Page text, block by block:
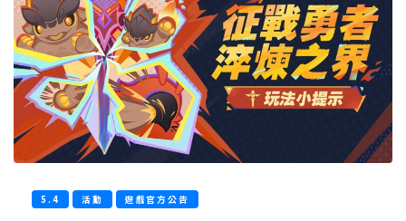
5.4 活動 遊戲官方公告